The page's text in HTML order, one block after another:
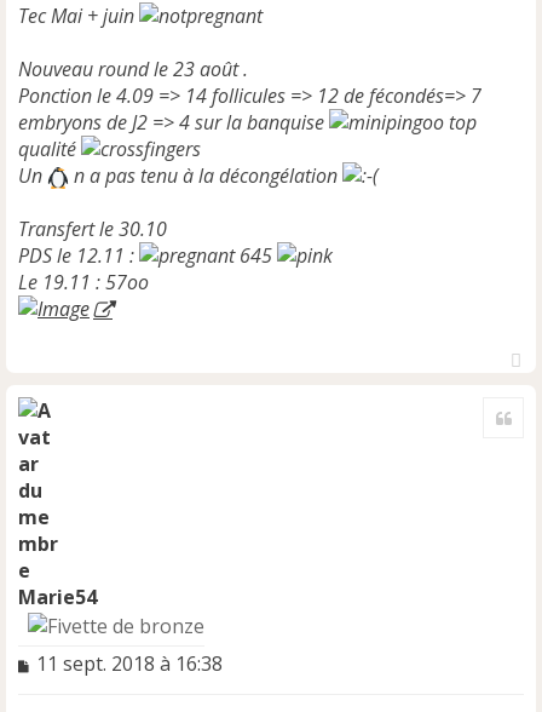
Tec Mai + juin
Nouveau round le 23 août .
Ponction le 4.09 => 14 follicules => 12 de fécondés=> 7
embryons de J2 => 4 sur la banquise
top
qualité
Un
n a pas tenu à la décongélation
Transfert le 30.10
PDS le 12.11 :
645
Le 19.11 : 57oo
Marie54
M11 sept. 2018 à 16:38